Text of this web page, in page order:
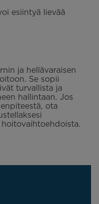
esiintyä lievää
ja hellävaraisen
Se sopii
turvallista ja
hallintaan. Jos
ota